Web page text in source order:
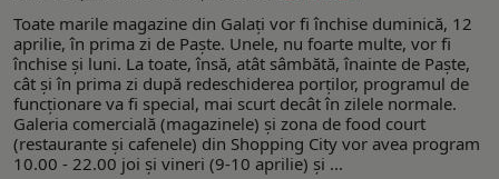
Toate marile magazine din Galați vor fi închise duminică, 12
aprilie, în prima zi de Paște. Unele, nu foarte multe, vor fi
închise și luni. La toate, însă, atât sâmbătă, înainte de Paște,
cât și în prima zi după redeschiderea porților, programul de
funcționare va fi special, mai scurt decât în zilele normale.
Galeria comercială (magazinele) și zona de food court
(restaurante și cafenele) din Shopping City vor avea program
10.00 - 22.00 joi și vineri (9-10 aprilie) și ...